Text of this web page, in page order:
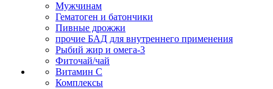
Мужчинам
Гематоген и батончики
Пивные дрожжи
прочие БАД для внутреннего применения
Рыбий жир и омега-3
Фиточай/чай
Витамин С
Комплексы